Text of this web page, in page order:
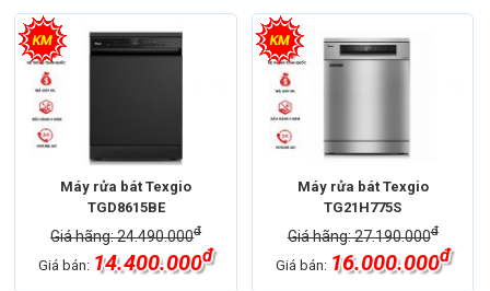
Máy rửa bát Texgio
TGD8615BE
Giá hãng: 24.490.000đ
Giá bán: 14.400.000đ
Máy rửa bát Texgio
TG21H775S
Giá hãng: 27.190.000đ
Giá bán: 16.000.000đ